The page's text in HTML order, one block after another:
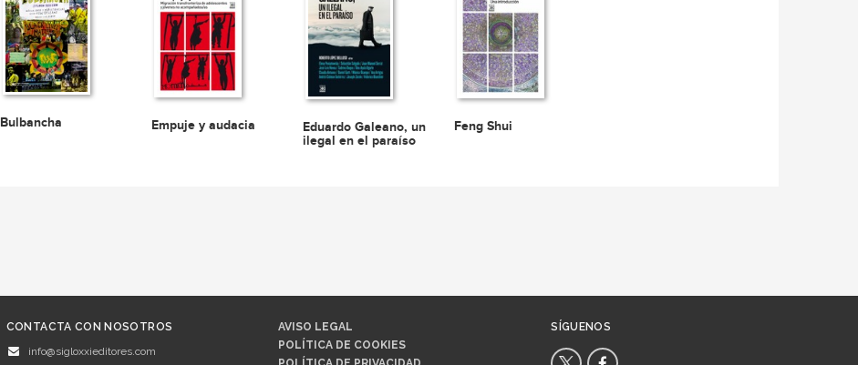
Bulbancha Empuje y audacia
Eduardo Galeano, un
ilegal en el paraíso
Feng Shui
CONTACTA CON NOSOTROS
info@sigloxxieditores.com
AVISO LEGAL
POLÍTICA DE COOKIES
SÍGUENOS